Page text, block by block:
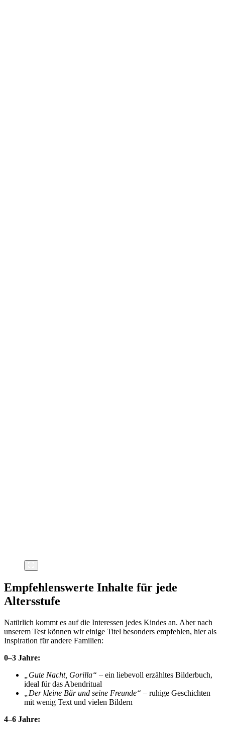
Empfehlenswerte Inhalte für jede
Altersstufe
Natürlich kommt es auf die Interessen jedes Kindes an. Aber nach
unserem Test können wir einige Titel besonders empfehlen, hier als
Inspiration für andere Familien:
0–3 Jahre:
„Gute Nacht, Gorilla“ – ein liebevoll erzähltes Bilderbuch,
ideal für das Abendritual
„Der kleine Bär und seine Freunde“ – ruhige Geschichten
mit wenig Text und vielen Bildern
4–6 Jahre: